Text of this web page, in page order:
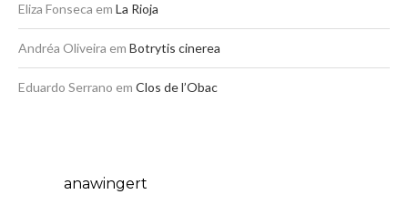
Eliza Fonseca em La Rioja
Andréa Oliveira em Botrytis cinerea
Eduardo Serrano em Clos de l’Obac
anawingert